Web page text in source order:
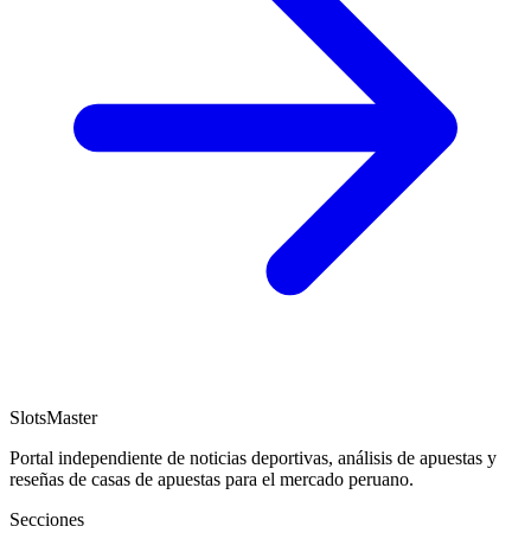
SlotsMaster
Portal independiente de noticias deportivas, análisis de apuestas y
reseñas de casas de apuestas para el mercado peruano.
Secciones